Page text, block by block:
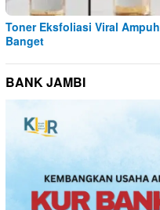
Toner Eksfoliasi Viral Ampuh
Banget
BANK JAMBI